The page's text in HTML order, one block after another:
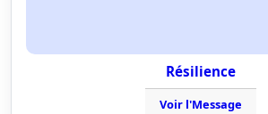
Résilience
Voir l'Message